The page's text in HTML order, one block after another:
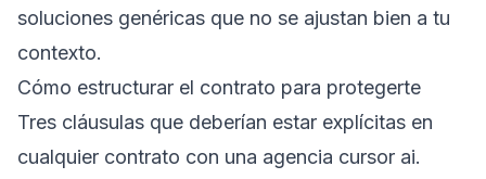
soluciones genéricas que no se ajustan bien a tu
contexto.
Cómo estructurar el contrato para protegerte
Tres cláusulas que deberían estar explícitas en
cualquier contrato con una agencia cursor ai.